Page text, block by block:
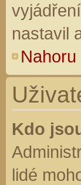
nastavil
Nahoru
Kdo
lidé